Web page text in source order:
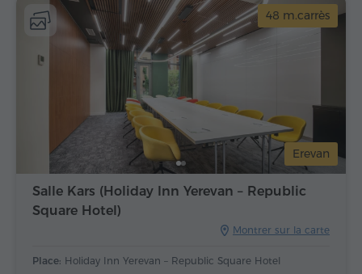
Erevan
48 m.carrès
Salle Kars (Holiday Inn Yerevan – Republic
Square Hotel)
Montrer sur la carte
Place: Holiday Inn Yerevan – Republic Square Hotel